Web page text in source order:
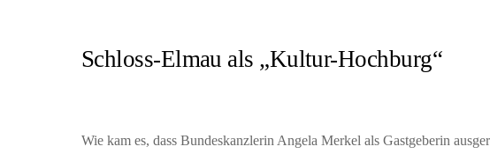
Schloss-Elmau als „Kultur-Hochburg“
Wie kam es, dass Bundeskanzlerin Angela Merkel als Gastgeberin